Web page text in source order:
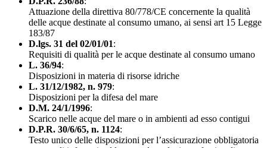
Attuazione della direttiva 80/778/CE concernente la qualità
delle acque destinate al consumo umano, ai sensi art 15 Legge
183/87
D.lgs. 31 del 02/01/01:
Requisiti di qualità per le acque destinate al consumo umano
L. 36/94:
Disposizioni in materia di risorse idriche
L. 31/12/1982, n. 979:
Disposizioni per la difesa del mare
D.M. 24/1/1996:
Scarico nelle acque del mare o in ambienti ad esso contigui
D.P.R. 30/6/65, n. 1124:
Testo unico delle disposizioni per l’assicurazione obbligatoria